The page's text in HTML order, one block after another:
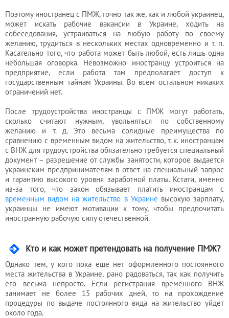
Поэтому иностранец с ПМЖ, точно так же, как и любой украинец,
может искать рабочие вакансии в Украине, ходить на
собеседования, устраиваться на любую работу по своему
желанию, трудиться в нескольких местах одновременно и т. п.
Касательно того, что работа может быть любой, есть лишь одна
небольшая оговорка. Невозможно иностранцу устроиться на
предприятие, если работа там предполагает доступ к
государственным тайнам Украины. Во всем остальном никаких
ограничений нет.
После трудоустройства иностранцы с ПМЖ могут работать,
сколько считают нужным, увольняться по собственному
желанию и т. д. Это весьма солидные преимущества по
сравнению с временным видом на жительство, т. к. иностранцам
с ВНЖ для трудоустройства обязательно требуется специальный
документ – разрешение от службы занятости, которое выдается
украинским предпринимателям в ответ на специальный запрос
и гарантию высокого уровня заработной платы. Кстати, именно
из-за того, что закон обязывает платить иностранцам с
временным видом на жительство в Украине высокую зарплату,
украинцы не имеют мотивации к тому, чтобы предпочитать
иностранную рабочую силу отечественной.
Кто и как может претендовать на получение ПМЖ?
Однако тем, у кого пока еще нет оформленного постоянного
места жительства в Украине, рано радоваться, так как получить
его весьма непросто. Если регистрация временного ВНЖ
занимает не более 15 рабочих дней, то на прохождение
процедуры по выдаче постоянного вида на жительство уйдет
около года.
Лицензии
и
разрешения